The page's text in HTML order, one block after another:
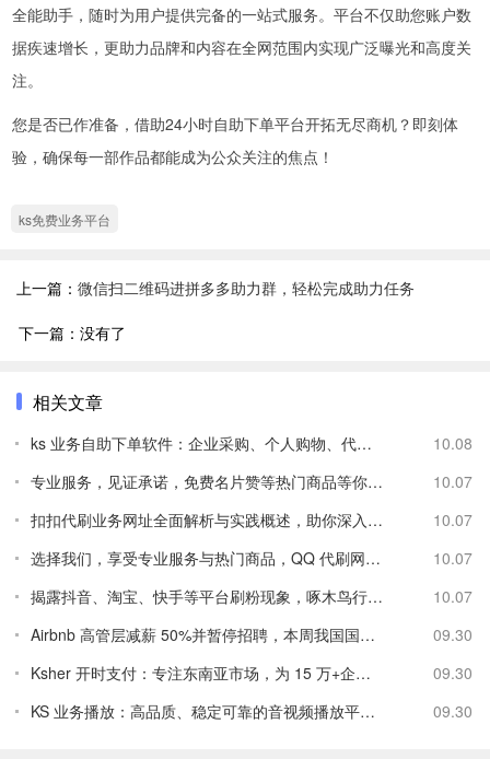
全能助手，随时为用户提供完备的一站式服务。平台不仅助您账户数
据疾速增长，更助力品牌和内容在全网范围内实现广泛曝光和高度关
注。
您是否已作准备，借助24小时自助下单平台开拓无尽商机？即刻体
验，确保每一部作品都能成为公众关注的焦点！
ks免费业务平台
上一篇： 微信扫二维码进拼多多助力群，轻松完成助力任务
下一篇：没有了
相关文章
ks 业务自助下单软件：企业采购、个人购物、代理商下单的便捷
10.08
专业服务，见证承诺，免费名片赞等热门商品等你来拿
10.07
扣扣代刷业务网址全面解析与实践概述，助你深入了解并使用
10.07
选择我们，享受专业服务与热门商品，QQ 代刷网值得信赖
10.07
揭露抖音、淘宝、快手等平台刷粉现象，啄木鸟行动打击造假
10.07
Airbnb 高管层减薪 50%并暂停招聘，本周我国国际航班量减至 108
09.30
Ksher 开时支付：专注东南亚市场，为 15 万+企业提供支付服务
09.30
KS 业务播放：高品质、稳定可靠的音视频播放平台，多场景应用
09.30